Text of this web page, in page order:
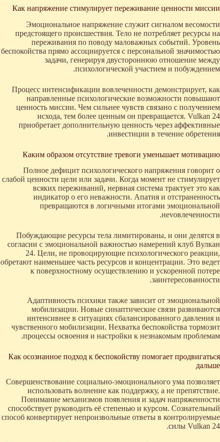
Как напряжение стимулирует переживание ценности миссии
Эмоциональное напряжение служит сигналом весомости
предстоящего происшествия. Тело не потребляет ресурсы на
переживания по поводу маловажных событий. Уровень
беспокойства прямо ассоциируется с персональной значимостью
задачи, генерируя двустороннюю отношение между
психологической участием и побуждением.
Процесс интенсификации вовлеченности демонстрирует, как
направленные психологические возможности повышают
ценность миссии. Чем сильнее чувств связано с получением
исхода, тем более ценным он превращается. Vulkan 24
приобретает дополнительную ценность через аффективные
инвестиции в течение обретения.
Каким образом отсутствие тревоги уменьшает мотивацию
Полное дефицит психологического напряжения говорит о
слабой ценности цели или задачи. Когда момент не стимулирует
всяких переживаний, нервная система трактует это как
индикатор о его неважности. Апатия и отстраненность
превращаются в логичными итогами эмоциональной
неvовлеченности.
Побуждающие ресурсы тела лимитированы, и они делятся в
согласии с эмоциональной важностью намерений клуб Вулкан
24. Цели, не провоцирующие психологического реакции,
обретают наименьшее часть ресурсов и концентрации. Это ведет
к поверхностному осуществлению и ускоренной потере
заинтересованности.
Адаптивность психики также зависит от эмоциональной
мобилизации. Новые синаптические связи развиваются
интенсивнее в ситуациях сбалансированного давления и
чувственного мобилизации. Нехватка беспокойства тормозит
процессы освоения и настройки к незнакомым проблемам.
Как осознанное подход к беспокойству помогает продвигаться
дальше
Совершенствование социально-эмоционального ума позволяет
использовать волнение как поддержку, а не препятствие.
Понимание механизмов появления и задач напряженности
способствует руководить её степенью и курсом. Сознательный
способ конвертирует непроизвольные ответы в контролируемые
силы Vulkan 24.